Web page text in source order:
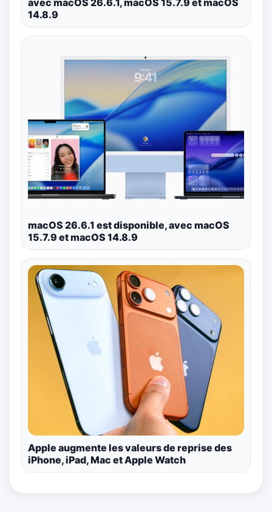
avec macOS 26.6.1, macOS 15.7.9 et macOS
14.8.9
macOS 26.6.1 est disponible, avec macOS
15.7.9 et macOS 14.8.9
Apple augmente les valeurs de reprise des
iPhone, iPad, Mac et Apple Watch